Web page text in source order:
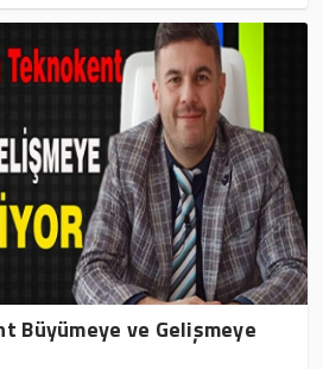
Büyümeye ve Gelişmeye